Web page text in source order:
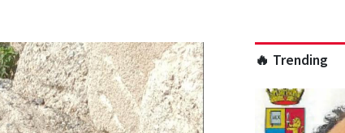
🔥 Trending